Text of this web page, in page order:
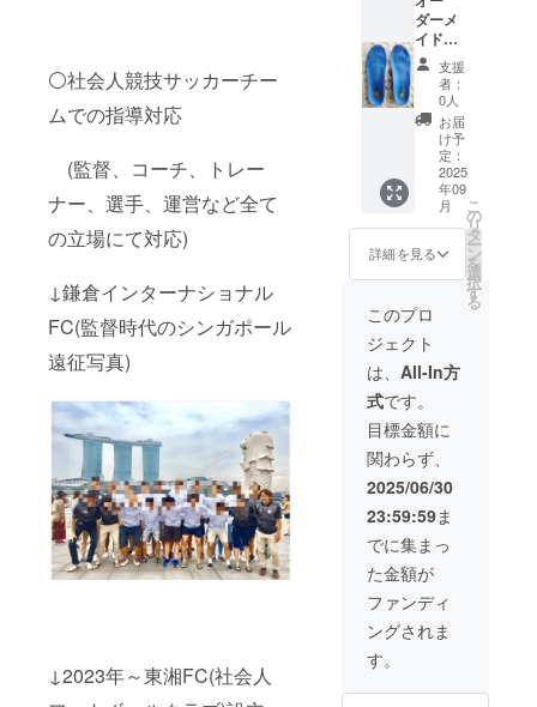
⚪社会人競技サッカーチー
ムでの指導対応
(監督、コーチ、トレー
ナー、選手、運営など全て
の立場にて対応)
↓鎌倉インターナショナル
FC(監督時代のシンガポール
遠征写真)
↓2023年～東湘FC(社会人
体調不
良につ
いて、
主催者
側は一
切の責
任を負
いかね
ますの
で、あ
らかじ
めご了
さい。
【有効
提供方
法】 *
有効期
限:
8月〜
2025年
10月末
まで *
提供方
法:
Zoomオ
ンライ
ンアカ
ウント
とビジ
ネス
LINEア
プロ
LINEア
カウン
トはプ
ロジェ
クト終
了後に
メール
でお送
りいた
しま
す。
いかな
る問
題、お
よびそ
れに起
因する
損害
（直接
的、間
接的を
問いま
せん）
につき
まして
も、主
催者側
では一
切の責
任を負
いかね
ますこ
とを、
あらか
じめご
了承い
ただけ
ますよ
うお願
い申し
上げま
す。 有
効期
限：
2025年
さい。
有効期
限：
2025年
8月から
2026年
3月末ま
方法：
プロ
ジェク
ト終了
メール
にて、
時と
Zoomア
カウン
トを送
らせて
頂きま
す。
//physit
ech.1w
eb.jp/ 鎌
倉カル
チャー
セン
ター
→https:
//kamak
uracult
ure.co
m/page
車場は
ありま
お車で
お越し
の方
は、近
隣有料
駐車場
をご利
用くだ
さい。
(駐輪場
はあり
ます。)
フィジ
テク
ホーム
ページ
→https:
//physit
レッス
術３回
分が含
まれま
す。
【有効
期限と
ご予約
につい
て】 有
効期
限：
2025年
7月10日
から
2025年
9月末ま
で プロ
ジェク
ト終了
後、施
表を
メール
でお送
りしま
す。
2025年
7月10日
から
2025年
9月末ま
での期
間、月
曜日か
曜日と
よ。
【クラ
スのご
案内】
① 火曜
19:30～
20:30
(60分)
＊初
級～中
心者の
方も大
ティス
から丁
寧に指
導しま
す。 *
レッス
ンの流
れ: * 前
半25分:
負荷の
少ない
動き
で、ピ
ラティ
スの基
礎を
しま
ンフ
リーパ
スにな
りま
す。
【フィ
ジテク
につい
て】 ・
フィジ
テクと
は？(イ
メージ
(45
秒)https
://youtu.
be/_obg
_q2aHs
0?
si=590
HUzKJI
Dyvb3S
K →
より詳
しく全
容理解
(3
分)https
://youtu.
be/xZ8
O4Zkpn
zlVTSt
ダーメ
イドイ
ンソー
ル作成
サービ
ス！ 鎌
倉深沢
スポー
ツ鍼灸
マッ
サージ
院で
は、お
客様の
足に合
わせた
オー
ダーメ
イドイ
ンソー
ルの作
成と施
術サー
ビスを
提供し
ていま
す。 ま
ず、当
院にご
来院い
ただ
き、お
客様の
認しま
支援
者：
0人
お届
け予
定：
2025
年09
月
詳細を見る
こ
の
リ
タ
ー
ン
を
選
択
す
る
このプロ
ジェクト
は、 All-In方
式です。
目標金額に
関わらず、
2025/06/30
23:59:59ま
でに集まっ
た金額が
ファンディ
ングされま
す。